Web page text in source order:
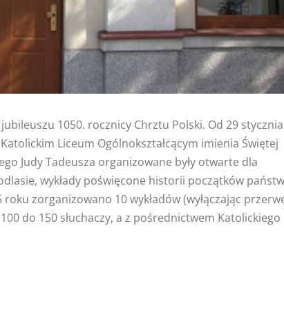
1050. rocznicy Chrztu Polski. Od 29 stycznia
Liceum Ogólnokształcącym imienia Świętej
Judy Tadeusza organizowane były otwarte dla
wykłady poświęcone historii początków
zorganizowano 10 wykładów (wyłączając
do 150 słuchaczy, a z pośrednictwem Katolickiego